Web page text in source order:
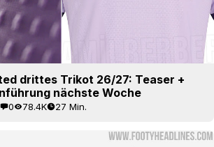
drittes Trikot 26/27: Teaser +
nächste Woche
0 78.4K 27 Min.